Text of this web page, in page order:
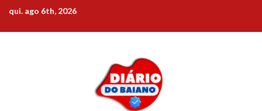
content
qui. ago 6th, 2026